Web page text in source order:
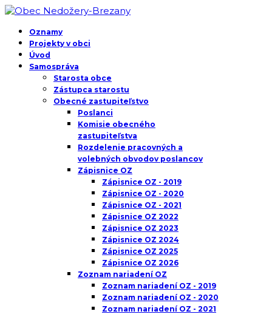
Oznamy
Projekty v obci
Úvod
Samospráva
Starosta obce
Zástupca starostu
Obecné zastupiteľstvo
Poslanci
Komisie obecného
zastupiteľstva
Rozdelenie pracovných a
volebných obvodov poslancov
Zápisnice OZ
Zápisnice OZ - 2019
Zápisnice OZ - 2020
Zápisnice OZ - 2021
Zápisnice OZ 2022
Zápisnice OZ 2023
Zápisnice OZ 2024
Zápisnice OZ 2025
Zápisnice OZ 2026
Zoznam nariadení OZ
Zoznam nariadení OZ - 2019
Zoznam nariadení OZ - 2020
Zoznam nariadení OZ - 2021